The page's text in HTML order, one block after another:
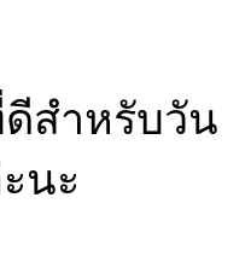
ดีสำหรับวัน
นะ